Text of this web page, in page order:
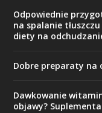
Odpowiednie
na spalanie
diety na
Dobre preparaty na
Dawkowanie
objawy?